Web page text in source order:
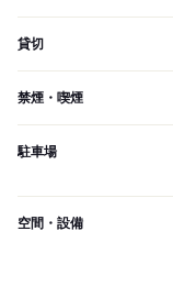
貸切
禁煙・喫煙
駐車場
空間・設備